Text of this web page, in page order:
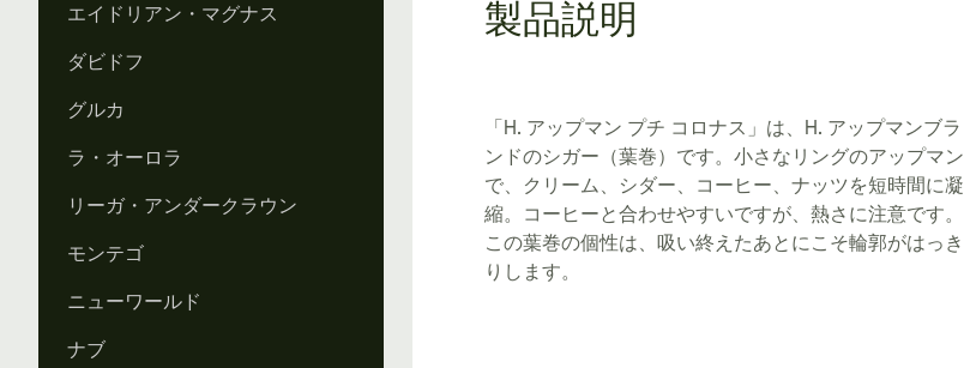
エイドリアン・マグナス
ダビドフ
グルカ
ラ・オーロラ
リーガ・アンダークラウン
モンテゴ
ニューワールド
ナブ
製品説明
「H. アップマン プチ コロナス」は、H. アップマンブラ
ンドのシガー（葉巻）です。小さなリングのアップマン
で、クリーム、シダー、コーヒー、ナッツを短時間に凝
縮。コーヒーと合わせやすいですが、熱さに注意です。
この葉巻の個性は、吸い終えたあとにこそ輪郭がはっき
りします。